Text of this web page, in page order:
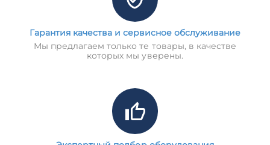
Гарантия качества и сервисное обслуживание
Мы предлагаем только те товары, в качестве
которых мы уверены.